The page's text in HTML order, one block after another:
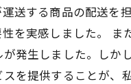
送する商品の配送
を実感しました。 ま
発生しました。し
を提供することが